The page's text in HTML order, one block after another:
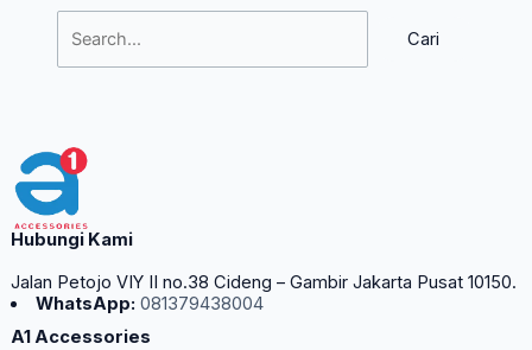
Hubungi Kami
Jalan Petojo VIY II no.38 Cideng – Gambir Jakarta Pusat 10150.
WhatsApp: 081379438004
A1 Accessories